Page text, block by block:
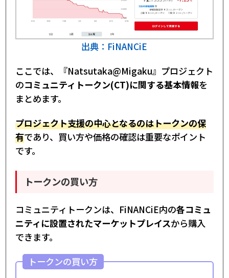
出典：FiNANCiE
ここでは、『Natsutaka@Migaku』プロジェクト
のコミュニティトークン(CT)に関する基本情報を
まとめます。
プロジェクト支援の中心となるのはトークンの保
有であり、買い方や価格の確認は重要なポイント
です。
トークンの買い方
コミュニティトークンは、FiNANCiE内の各コミュ
ニティに設置されたマーケットプレイスから購入
できます。
トークンの買い方